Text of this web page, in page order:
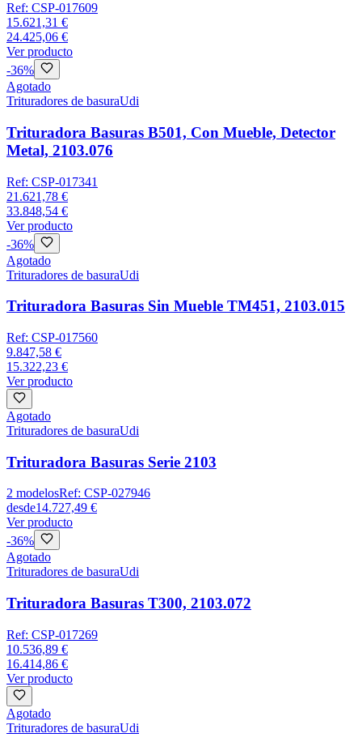
Ref: CSP-017609
15.621,31 €
24.425,06 €
Ver producto
-36%
Agotado
Trituradores de basuraUdi
Trituradora Basuras B501, Con Mueble, Detector
Metal, 2103.076
Ref: CSP-017341
21.621,78 €
33.848,54 €
Ver producto
-36%
Agotado
Trituradores de basuraUdi
Trituradora Basuras Sin Mueble TM451, 2103.015
Ref: CSP-017560
9.847,58 €
15.322,23 €
Ver producto
Agotado
Trituradores de basuraUdi
Trituradora Basuras Serie 2103
2 modelosRef: CSP-027946
desde14.727,49 €
Ver producto
-36%
Agotado
Trituradores de basuraUdi
Trituradora Basuras T300, 2103.072
Ref: CSP-017269
10.536,89 €
16.414,86 €
Ver producto
Agotado
Trituradores de basuraUdi